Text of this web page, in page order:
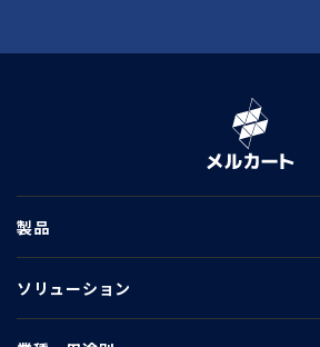
製品
ソリューション